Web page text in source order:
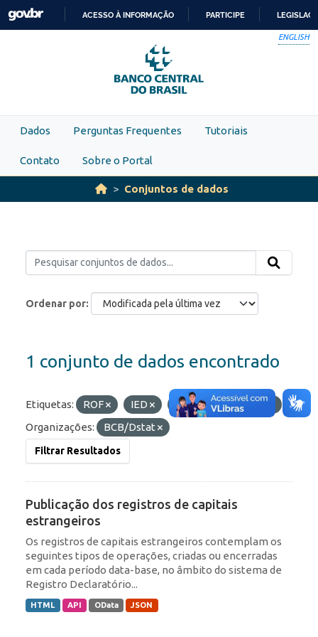
Skip to main content
PARA
O
CONTEÚDO
ACESSO À INFORMAÇÃO PARTICIPE
ENGLISH
Dados Perguntas Frequentes Tutoriais
Contato Sobre o Portal
Conjuntos de dados
Ordenar por
1 conjunto de dados encontrado
Etiquetas: ROF IED RDE
Portfólio
Organizações:
BCB/Dstat
Filtrar Resultados
Publicação dos registros de capitais
estrangeiros
Os registros de capitais estrangeiros contemplam os
seguintes tipos de operações, criadas ou encerradas
em cada período data-base, no âmbito do sistema de
Registro Declaratório...
HTML API OData JSON